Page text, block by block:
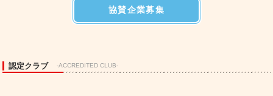
協賛企業募集
認定クラブ -ACCREDITED CLUB-